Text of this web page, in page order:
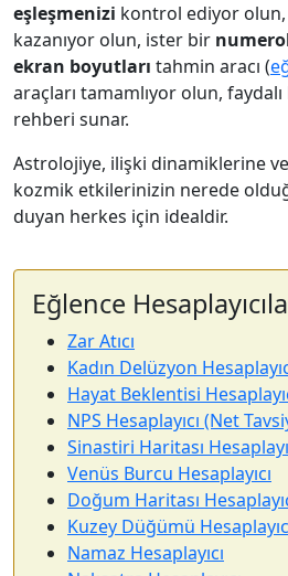
eşleşmenizi kontrol ediyor
kazanıyor olun, ister bir
ekran boyutları tahmin aracı (
araçları tamamlıyor olun,
rehberi sunar.
Astrolojiye, ilişki dinamiklerine
kozmik etkilerinizin nerede
duyan herkes için idealdir.
Eğlence
Zar Atıcı
Kadın Delüzyon
Hayat Beklentisi
NPS Hesaplayıcı (Net
Sinastiri Haritası
Venüs Burcu Hesaplayıcı
Doğum Haritası
Kuzey Düğümü
Namaz Hesaplayıcı